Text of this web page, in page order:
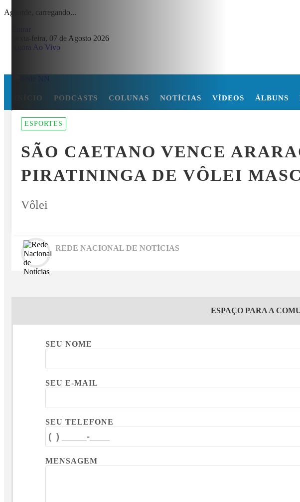
Aguarde, carregando...
Sexta-feira, 07 de Agosto 2026
Agora Ao Vivo
INÍCIO PODCASTS COLUNAS NOTÍCIAS VÍDEOS ÁLBUNS
MENU
ESPORTES
SÃO CAETANO VENCE
PIRATININGA DE VÔLEI
Vôlei
REDE NACIONAL DE NOTÍCIAS
ESPAÇO PARA A
SEU NOME
SEU E-MAIL
SEU TELEFONE
MENSAGEM